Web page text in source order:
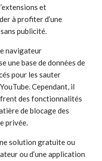
et
à profiter d’une
publicité.
navigateur
une base de données de
pour les sauter
Cependant, il
des fonctionnalités
de blocage des
privée.
solution gratuite ou
ou d’une application